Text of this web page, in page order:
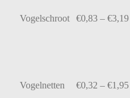
Vogelschroot €0,83 – €3,19
Vogelnetten €0,32 – €1,95